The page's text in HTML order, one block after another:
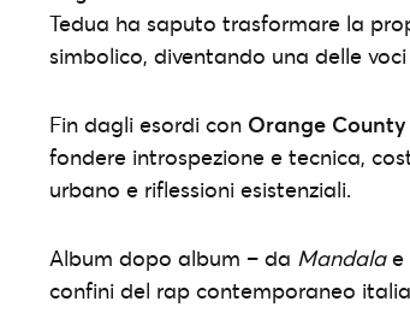
Tedua ha saputo trasformare la
simbolico, diventando una delle
Fin dagli esordi con Orange
fondere introspezione e tecnica,
urbano e riflessioni esistenziali.
Album dopo album – da Mandalae
confini del rap contemporaneo